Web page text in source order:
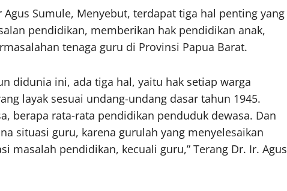
Sumule, Menyebut, terdapat tiga hal penting yang
pendidikan, memberikan hak pendidikan anak,
tenaga guru di Provinsi Papua Barat.
didunia ini, ada tiga hal, yaitu hak setiap warga
layak sesuai undang-undang dasar tahun 1945.
berapa rata-rata pendidikan penduduk dewasa. Dan
situasi guru, karena gurulah yang menyelesaikan
masalah pendidikan, kecuali guru,” Terang Dr. Ir. Agus